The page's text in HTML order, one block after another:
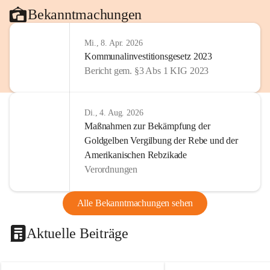
Bekanntmachungen
Mi., 8. Apr. 2026
Kommunalinvestitionsgesetz 2023
Bericht gem. §3 Abs 1 KIG 2023
Di., 4. Aug. 2026
Maßnahmen zur Bekämpfung der
Goldgelben Vergilbung der Rebe und der
Amerikanischen Rebzikade
Verordnungen
Alle Bekanntmachungen sehen
Aktuelle Beiträge